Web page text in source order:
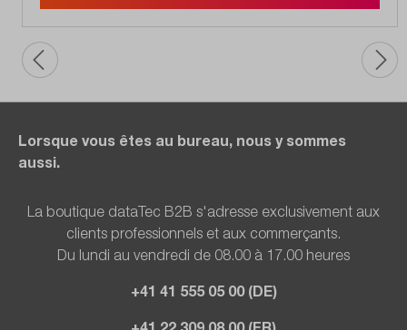
Lorsque vous êtes au bureau, nous y sommes
aussi.
La boutique dataTec B2B s'adresse exclusivement aux
clients professionnels et aux commerçants.
Du lundi au vendredi de 08.00 à 17.00 heures
+41 41 555 05 00 (DE)